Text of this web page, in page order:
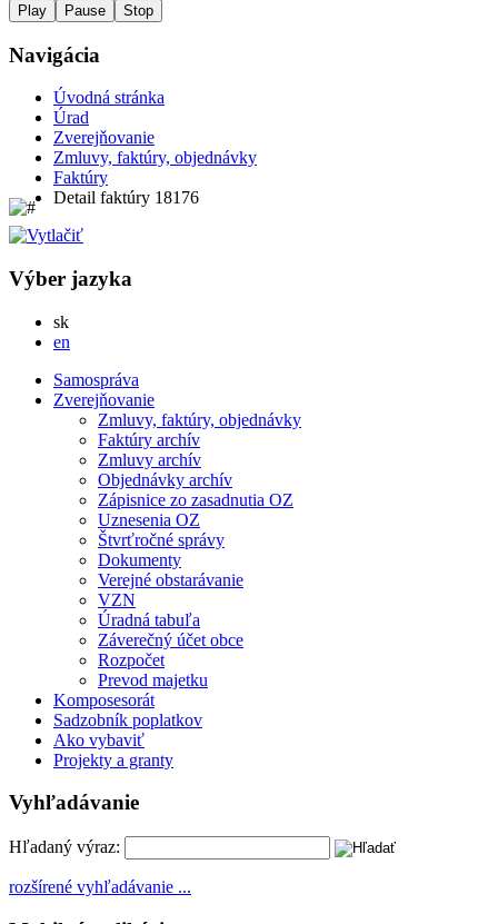
Play Pause Stop
Navigácia
Úvodná stránka
Úrad
Zverejňovanie
Zmluvy, faktúry, objednávky
Faktúry
Detail faktúry 18176
Výber jazyka
skSlovensky
en
Samospráva
Zverejňovanie
Zmluvy, faktúry, objednávky
Faktúry archív
Zmluvy archív
Objednávky archív
Zápisnice zo zasadnutia OZ
Uznesenia OZ
Štvrťročné správy
Dokumenty
Verejné obstarávanie
VZN
Úradná tabuľa
Záverečný účet obce
Rozpočet
Prevod majetku
Komposesorát
Sadzobník poplatkov
Ako vybaviť
Projekty a granty
Vyhľadávanie
Hľadaný výraz:
rozšírené vyhľadávanie ...